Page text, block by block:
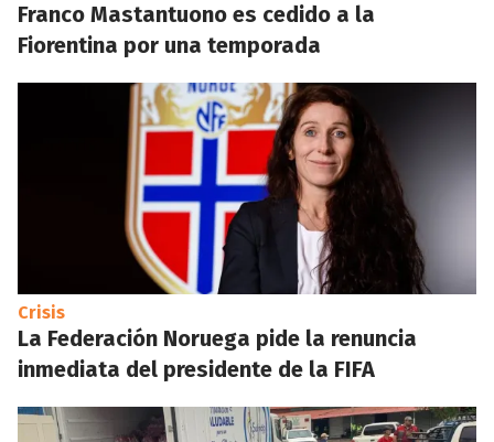
Franco Mastantuono es cedido a la
Fiorentina por una temporada
Crisis
La Federación Noruega pide la renuncia
inmediata del presidente de la FIFA